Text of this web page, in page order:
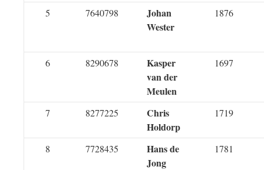
5 7640798
Johan
Wester
1876
6 8290678
Kasper
van der
Meulen
1697
7 8277225
Chris
Holdorp
1719
8 7728435
Hans de
Jong
1781